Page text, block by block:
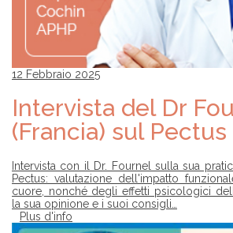
12 Febbraio 2025
Intervista del Dr
(Francia) sul Pectus
Intervista con il Dr. Fournel sulla sua
Pectus: valutazione dell'impatto
cuore, nonché degli effetti psicologici
la sua opinione e i suoi consigli…
Plus d'info